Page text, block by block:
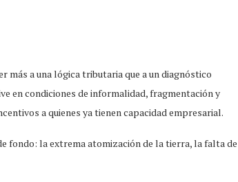
más a una lógica tributaria que a un diagnóstico
en condiciones de informalidad, fragmentación y
a quienes ya tienen capacidad empresarial.
fondo: la extrema atomización de la tierra, la falta de